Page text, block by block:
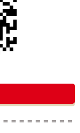
＝＝＝＝＝＝＝＝